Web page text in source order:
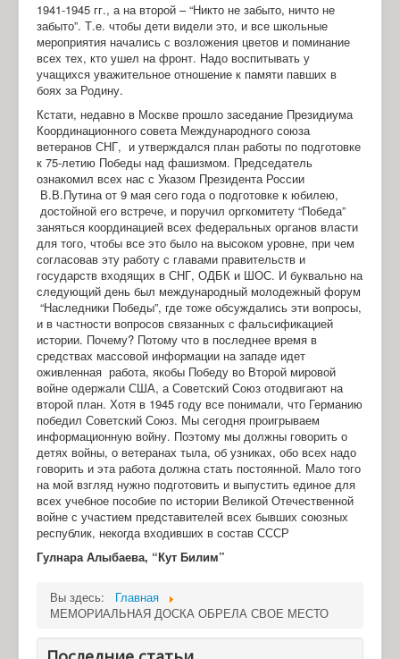
1941-1945 гг., а на второй – “Никто не забыто, ничто не
забыто”. Т.е. чтобы дети видели это, и все школьные
мероприятия начались с возложения цветов и поминание
всех тех, кто ушел на фронт. Надо воспитывать у
учащихся уважительное отношение к памяти павших в
боях за Родину.
Кстати, недавно в Москве прошло заседание Президиума
Координационного совета Международного союза
ветеранов СНГ, и утверждался план работы по подготовке
к 75-летию Победы над фашизмом. Председатель
ознакомил всех нас с Указом Президента России
В.В.Путина от 9 мая сего года о подготовке к юбилею,
достойной его встрече, и поручил оргкомитету “Победа”
заняться координацией всех федеральных органов власти
для того, чтобы все это было на высоком уровне, при чем
согласовав эту работу с главами правительств и
государств входящих в СНГ, ОДБК и ШОС. И буквально на
следующий день был международный молодежный форум
“Наследники Победы”, где тоже обсуждались эти вопросы,
и в частности вопросов связанных с фальсификацией
истории. Почему? Потому что в последнее время в
средствах массовой информации на западе идет
оживленная работа, якобы Победу во Второй мировой
войне одержали США, а Советский Союз отодвигают на
второй план. Хотя в 1945 году все понимали, что Германию
победил Советский Союз. Мы сегодня проигрываем
информационную войну. Поэтому мы должны говорить о
детях войны, о ветеранах тыла, об узниках, обо всех надо
говорить и эта работа должна стать постоянной. Мало того
на мой взгляд нужно подготовить и выпустить единое для
всех учебное пособие по истории Великой Отечественной
войне с участием представителей всех бывших союзных
республик, некогда входивших в состав СССР
Гулнара Алыбаева, “Кут Билим”
Вы здесь:
Главная
МЕМОРИАЛЬНАЯ ДОСКА ОБРЕЛА СВОЕ МЕСТО